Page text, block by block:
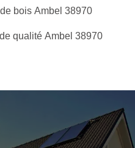
bois Ambel 38970
qualité Ambel 38970